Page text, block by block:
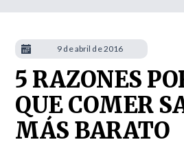
5 RAZONES
QUE COMER
MÁS BARATO
9 de abril de 2016